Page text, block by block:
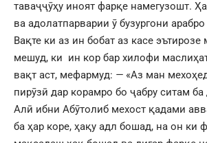
таваҷҷӯҳу иноят фарқе намегузошт.
ва адолатпарварии ӯ бузургони
Вақте ки аз ин бобат аз касе эътирозе
мешуд, ки ин кор бар хилофи
вақт аст, мефармуд: — «Аз ман
пирӯзӣ дар корамро бо ҷабру ситам ба
Алӣ ибни Абӯтолиб мехост қадами
ба ҳар коре, ҳақу адл бошад, на он ки